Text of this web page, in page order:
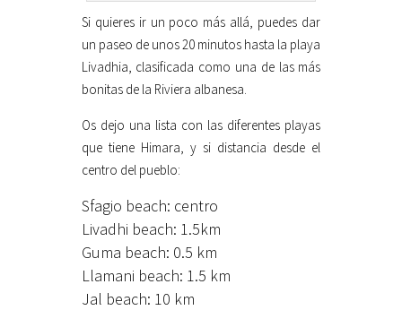
Si quieres ir un poco más allá, puedes dar
un paseo de unos 20 minutos hasta la playa
Livadhia, clasificada como una de las más
bonitas de la Riviera albanesa.
Os dejo una lista con las diferentes playas
que tiene Himara, y si distancia desde el
centro del pueblo:
Sfagio beach: centro
Livadhi beach: 1.5km
Guma beach: 0.5 km
Llamani beach: 1.5 km
Jal beach: 10 km